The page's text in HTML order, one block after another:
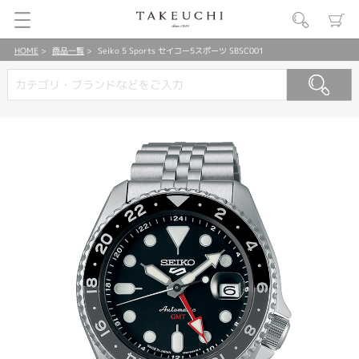
HOME 商品一覧 Seiko 5 Sports セイコー5スポーツ SBSC001